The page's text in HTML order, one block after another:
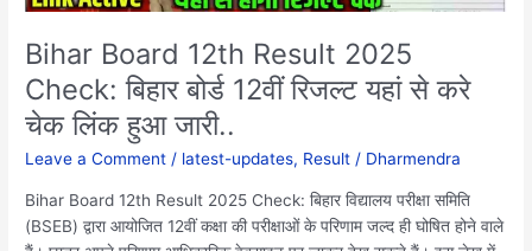
Bihar Board 12th Result 2025
Check: बिहार बोर्ड 12वीं रिजल्ट यहां से करे
चेक लिंक हुआ जारी..
Leave a Comment / latest-updates, Result / Dharmendra
Bihar Board 12th Result 2025 Check: बिहार विद्यालय परीक्षा समिति
(BSEB) द्वारा आयोजित 12वीं कक्षा की परीक्षाओं के परिणाम जल्द ही घोषित होने वाले
यहां
से
करे
चेक
लिंक
जारी..